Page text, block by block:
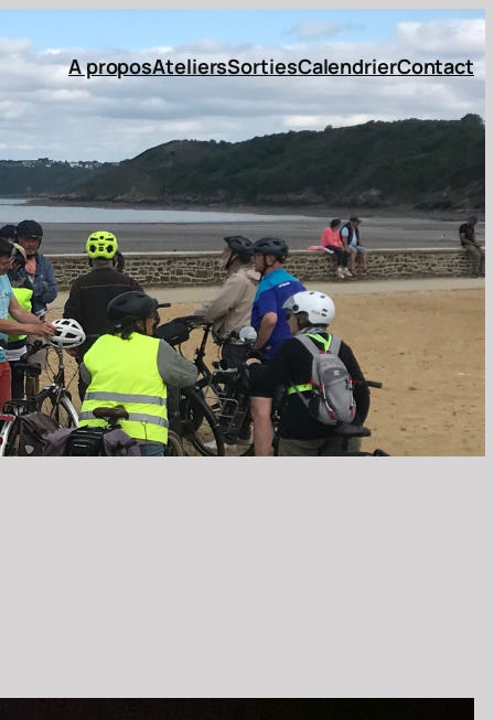
A proposAteliersSortiesCalendrierContact